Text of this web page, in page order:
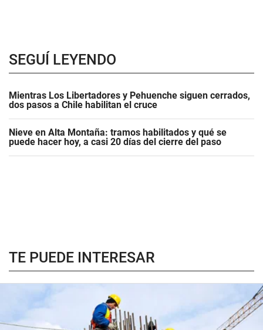
SEGUÍ LEYENDO
Mientras Los Libertadores y Pehuenche siguen cerrados,
dos pasos a Chile habilitan el cruce
Nieve en Alta Montaña: tramos habilitados y qué se
puede hacer hoy, a casi 20 días del cierre del paso
TE PUEDE INTERESAR